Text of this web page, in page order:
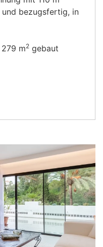
bezugsfertig, in
279 m2 gebaut